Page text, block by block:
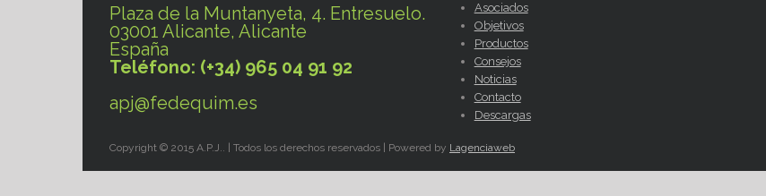
Plaza de la Muntanyeta, 4. Entresuelo.
03001 Alicante, Alicante
España
Teléfono: (+34) 965 04 91 92
apj@fedequim.es
Asociados
Objetivos
Productos
Consejos
Noticias
Contacto
Descargas
Copyright © 2015 A.P.J.. | Todos los derechos reservados | Powered by Lagenciaweb